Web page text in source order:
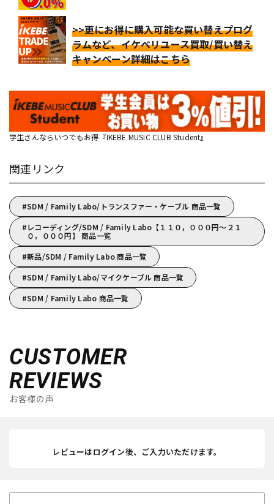
>>更にお得に購入可能な買い替えプログ
ラムなど、イケベリユース買取/買い替え
キャンペーン詳細はこちら
学生さんならいつでもお得『IKEBE MUSIC CLUB Student』
関連リンク
SDM / Family Labo/トランスファー・ケーブル 商品一覧
レコーディング/SDM / Family Labo【１１０，０００円～２１
０，０００円】 商品一覧
新品/SDM / Family Labo 商品一覧
SDM / Family Labo/マイクケーブル 商品一覧
SDM / Family Labo 商品一覧
CUSTOMER
REVIEWS
お客様の声
レビューはログイン後、ご入力いただけます。